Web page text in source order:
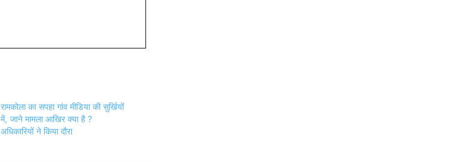
रामकोला का सपहा गांव मीडिया की सुर्खियों
में, जाने मामला आखिर क्या है ?
अधिकारियों ने किया दौरा